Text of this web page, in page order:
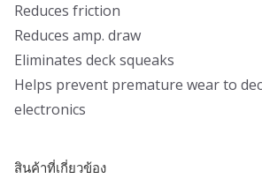
Reduces friction
Reduces amp. draw
Eliminates deck squeaks
Helps prevent premature wear to
electronics
สินค้าที่เกี่ยวข้อง